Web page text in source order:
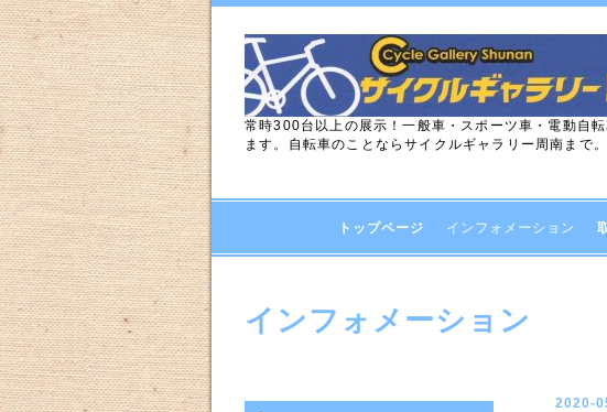
常時300台以上の展示！一般車・スポーツ車・電動自
ます。自転車のことならサイクルギャラリー周南まで
トップページ インフォメーション
インフォメーション
2020-